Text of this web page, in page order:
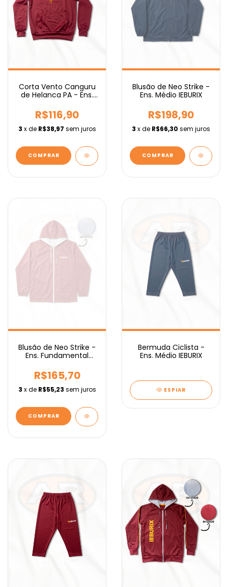
Corta Vento Canguru
de Helanca PA - Ens.
R$116,90
3 x de R$38,97 sem juros
COMPRAR
Blusão de Neo Strike -
Ens. Médio IEBURIX
R$198,90
3 x de R$66,30 sem juros
COMPRAR
Blusão de Neo Strike -
Ens. Fundamental
R$165,70
3 x de R$55,23 sem juros
COMPRAR
Bermuda Ciclista -
Ens. Médio IEBURIX
ESPIAR